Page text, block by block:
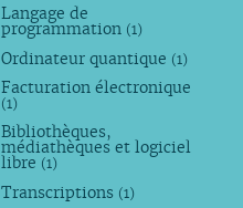
Langage de
programmation (1)
Ordinateur quantique (1)
Facturation électronique
(1)
Bibliothèques,
médiathèques et logiciel
libre (1)
Transcriptions (1)